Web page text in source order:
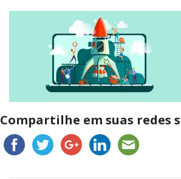
Compartilhe em suas redes